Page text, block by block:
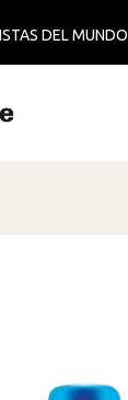
DEL MUNDO